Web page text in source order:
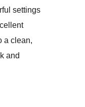
settings
a clean,
and